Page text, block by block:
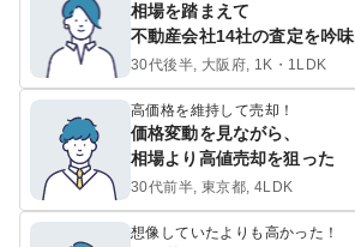
相場を踏まえて
不動産会社14社の査定を吟味
30代後半, 大阪府, 1K・1LDK
高価格を維持して売却！
価格変動を見ながら、
相場より高値売却を狙った
30代前半, 東京都, 4LDK
想像していたよりも高かった！